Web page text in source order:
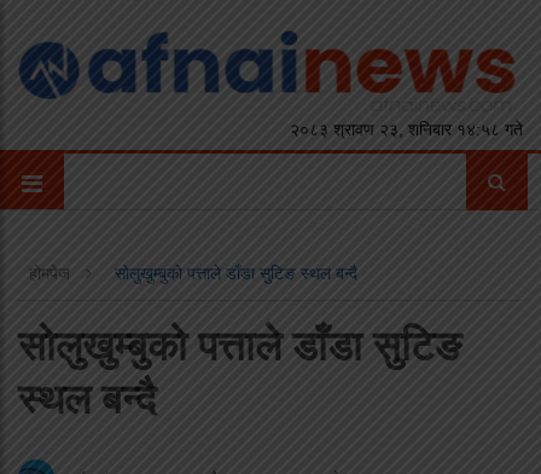
२०८३ श्रावण २३, शनिबार १४:५८ गते
होमपेज सोलुखुम्बुको पत्ताले डाँडा सुटिङ स्थल बन्दै
सोलुखुम्बुको पत्ताले डाँडा सुटिङ
स्थल बन्दै